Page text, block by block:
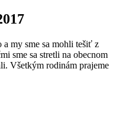
my sme sa mohli tešiť z
sme sa stretli na obecnom
Všetkým rodinám prajeme